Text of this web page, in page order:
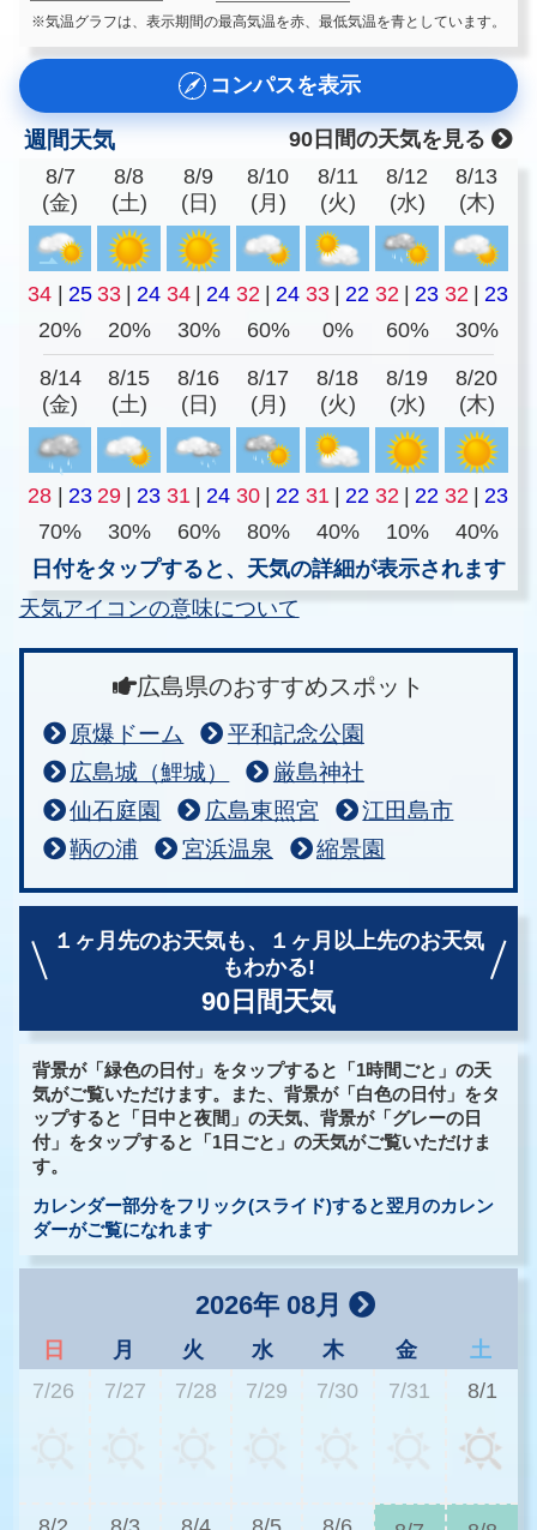
※気温グラフは、表示期間の最高気温を赤、最低気温を青としています。
コンパスを表示
週間天気
90日間の天気を見る
8/7
(金)
8/8
(土)
8/9
(日)
8/10
(月)
8/11
(火)
8/12
(水)
8/13
(木)
34 25 33 24 34 24 32 24 33 22 32 23 32
23
20%
20% 30% 60% 0% 60% 30%
8/14
(金)
8/15
(土)
8/16
(日)
8/17
(月)
8/18
(火)
8/19
(水)
8/20
(木)
28 23 29 23 31 24 30 22 31 22 32 22 32
23
70%
30% 60% 80% 40% 10%
40%
日付をタップすると、天気の詳細が表示されます
天気アイコンの意味について
広島県のおすすめスポット
原爆ドーム
平和記念公園
広島城（鯉城）
厳島神社
仙石庭園
広島東照宮
江田島市
鞆の浦
宮浜温泉 縮景園
１ヶ月先のお天気も、
１ヶ月以上先のお天気
もわかる!
90日間天気
背景が「緑色の日付」をタップすると「1時間ごと」の天
気がご覧いただけます。また、背景が「白色の日付」をタ
ップすると「日中と夜間」の天気、背景が「グレーの日
付」をタップすると「1日ごと」の天気がご覧いただけま
す。
カレンダー部分をフリック(スライド)すると翌月のカレン
ダーがご覧になれます
2026年 08月
日 月 火 水 木 金
土
7/26
7/27 7/28 7/29 7/30 7/31 8/1